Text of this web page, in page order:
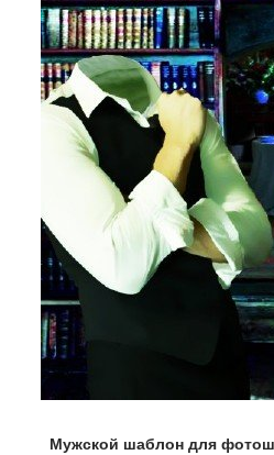
Мужской шаблон для